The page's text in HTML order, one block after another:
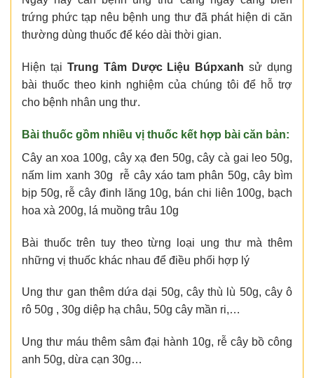
trứng phức tạp nêu bệnh ung thư đã phát hiện di căn
thường dùng thuốc để kéo dài thời gian.
Hiện tại Trung Tâm Dược Liệu Búpxanh sử dụng
bài thuốc theo kinh nghiệm của chúng tôi để hỗ trợ
cho bệnh nhân ung thư.
Bài thuốc gồm nhiều vị thuốc kết hợp bài căn bản:
Cây an xoa 100g, cây xạ đen 50g, cây cà gai leo 50g,
nấm lim xanh 30g rễ cây xáo tam phân 50g, cây bìm
bịp 50g, rễ cây đinh lăng 10g, bán chi liên 100g, bạch
hoa xà 200g, lá muồng trâu 10g
Bài thuốc trên tuy theo từng loại ung thư mà thêm
những vị thuốc khác nhau để điều phối hợp lý
Ung thư gan thêm dứa dại 50g, cây thù lù 50g, cây ô
rô 50g , 30g diệp hạ châu, 50g cây mần ri,…
Ung thư máu thêm sâm đại hành 10g, rễ cây bồ công
anh 50g, dừa cạn 30g…